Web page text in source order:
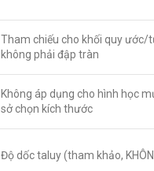
Tham chiếu cho khối quy ước/
không phải đập tràn
Không áp dụng cho hình học
sở chọn kích thước
Độ dốc taluy (tham khảo,